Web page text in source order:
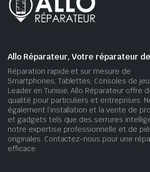
Allo Réparateur, Votre réparateur
Réparation rapide et sur mesure de
Smartphones, Tablettes, Consoles de
Leader en Tunisie, Allo Réparateur offre
qualité pour particuliers et entreprises.
également l’installation et la vente de
et gadgets tels que des serrures
notre expertise professionnelle et de
originales. Contactez-nous pour une
efficace.